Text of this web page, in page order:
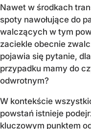
Nawet w środkach
spoty nawołujące do
walczących w tym
zaciekle obecnie
pojawia się pytanie,
przypadku mamy do
odwrotnym?
W kontekście
powstań istnieje
kluczowym punktem